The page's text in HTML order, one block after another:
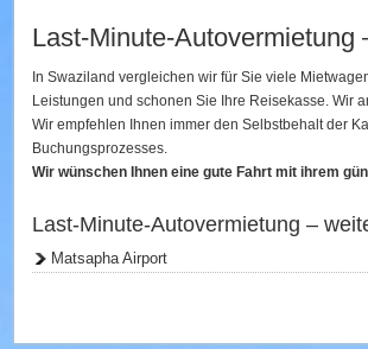
Last-Minute-
In Swaziland vergleichen wir für Sie viele
Leistungen und schonen Sie Ihre Reisekasse. Wir
Wir empfehlen Ihnen immer den Selbstbehalt der
Buchungsprozesses.
Wir wünschen Ihnen eine gute Fahrt mit ihrem
Last-Minute-Autovermietung –
Matsapha Airport